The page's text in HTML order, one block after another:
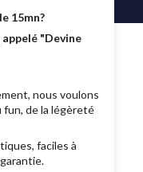
15mn?
"Devine
nous voulons
de la légèreté
faciles à